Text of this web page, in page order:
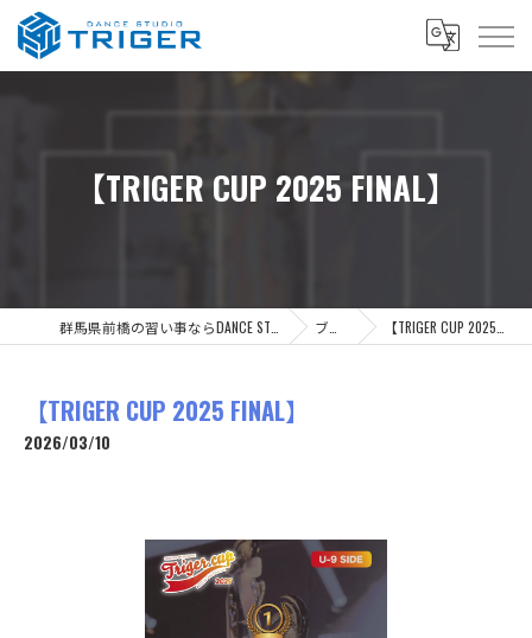
【TRIGER CUP 2025 FINAL】
ブログ 【TRIGER CUP 2025 FINAL】
【TRIGER CUP 2025 FINAL】
2026/03/10